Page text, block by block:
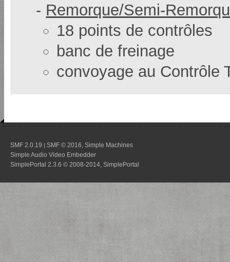
- Remorque/Semi-
18 points de contrôles
banc de freinage
convoyage au Contrôle
SMF 2.0.19 | SMF © 2016 Simple Machines
Simple Audio Video Embedder
SimplePortal 2.3.6 © 2008-2014, SimplePortal